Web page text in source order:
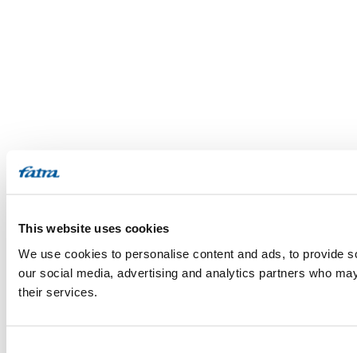
This website uses cookies
We use cookies to personalise content and ads, to provide
our social media, advertising and analytics partners who
their services.